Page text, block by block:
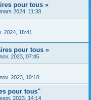
pour tous »
2024, 11:38
2024, 18:41
pour tous »
2023, 07:45
2023, 10:18
pour tous"
2023, 14:14